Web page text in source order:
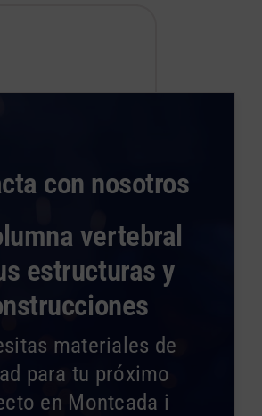
con nosotros
vertebral
estructuras y
materiales de
para tu próximo
en Montcada i